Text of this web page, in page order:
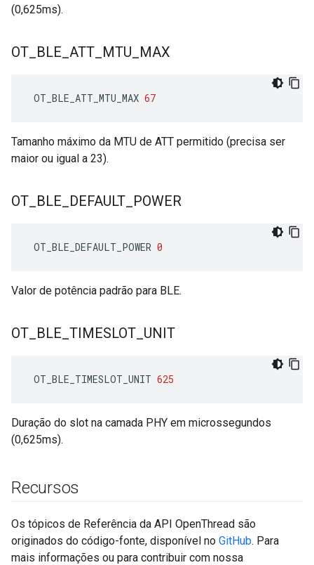
(0,625ms).
OT BLE ATT MTU MAX
OT_BLE_ATT_MTU_MAX 67
Tamanho máximo da MTU de ATT permitido (precisa ser
maior ou igual a 23).
OT BLE DEFAULT POWER
OT_BLE_DEFAULT_POWER 0
Valor de potência padrão para BLE.
OT BLE TIMESLOT UNIT
OT_BLE_TIMESLOT_UNIT 625
Duração do slot na camada PHY em microssegundos
(0,625ms).
Recursos
Os tópicos de Referência da API OpenThread são
originados do código-fonte, disponível no GitHub. Para
mais informações ou para contribuir com nossa